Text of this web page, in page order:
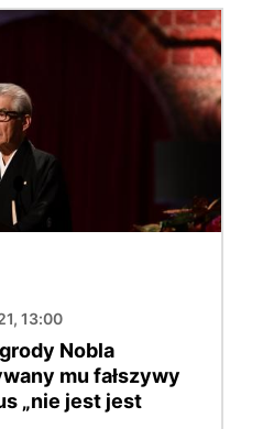
13:00
Nobla
mu fałszywy
„nie jest jest